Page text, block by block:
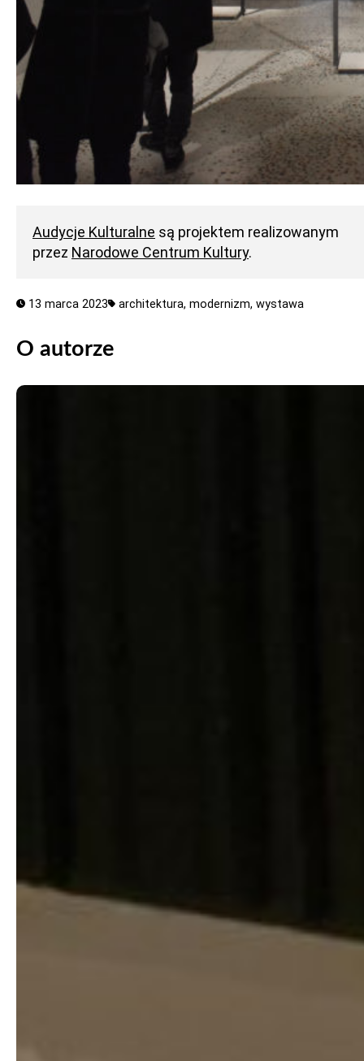
Audycje Kulturalne są projektem realizowanym
przez Narodowe Centrum Kultury.
13 marca 2023 architektura,modernizm,wystawa
O autorze